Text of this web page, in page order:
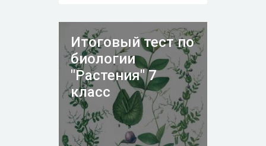
Итоговый тест по
биологии
"Растения" 7
класс